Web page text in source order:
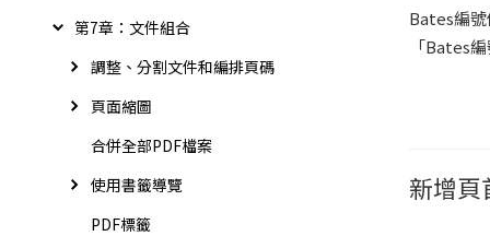
第7章：文件組合
調整、分割文件和編排頁碼
頁面縮圖
合併全部PDF檔案
使用書籤導覽
PDF標籤
Bates編
「Bates
新增頁